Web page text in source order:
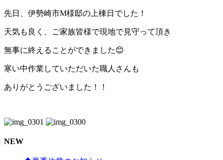
先日、伊勢崎市M様邸の上棟日でした！
天気も良く、ご家族皆様で現地で見守って頂き
無事に終えることができました😊
寒い中作業していただいた職人さんも
ありがとうございました！！
NEW